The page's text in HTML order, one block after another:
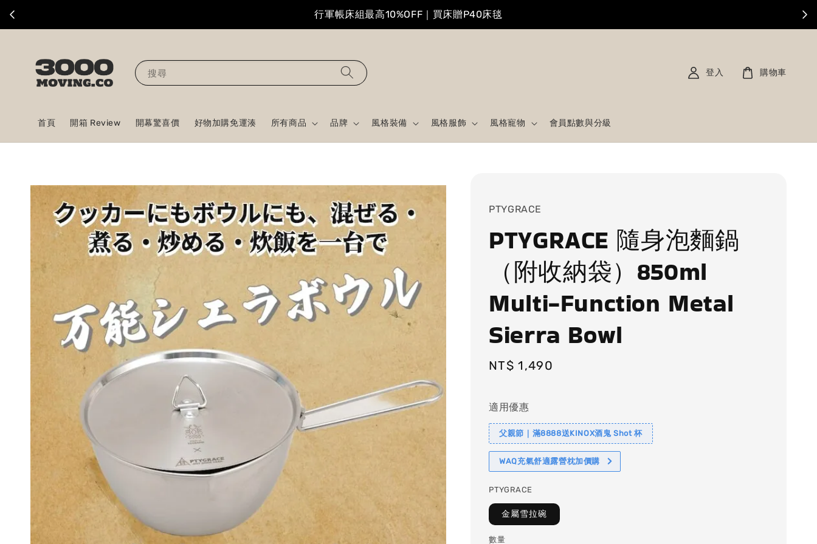
行軍帳床組最高10%OFF｜買床贈P40床毯
搜尋
首頁 開箱 Review 開幕驚喜價 好物加購免運湊 所有商品 品牌 風格裝備 風格服飾 風格寵物 會員點數與分級
登入 購物車
PTYGRACE
PTYGRACE 隨身泡麵鍋
（附收納袋）850ml
Multi-Function Metal
Sierra Bowl
Regular
NT$ 1,490
適用優惠
父親節｜滿8888送KINOX酒鬼 Shot 杯
WAQ充氣舒適露營枕加價購
PTYGRACE
金屬雪拉碗
數量